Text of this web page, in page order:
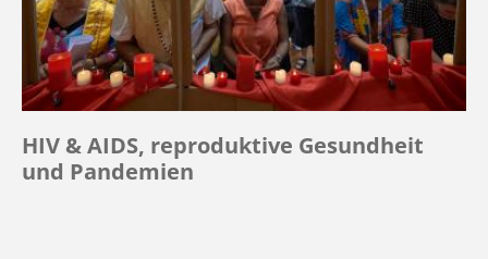
HIV & AIDS, reproduktive Gesundheit
und Pandemien